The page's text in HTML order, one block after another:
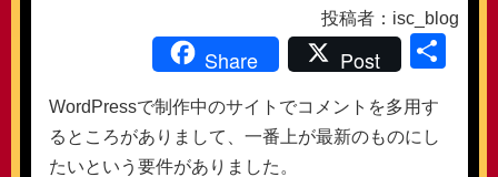
投稿者：isc_blog
Share Post
WordPressで制作中のサイトでコメントを多用す
るところがありまして、一番上が最新のものにし
たいという要件がありました。